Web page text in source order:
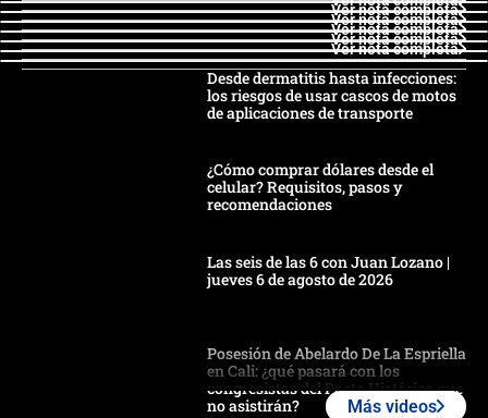
Ver nota completa
Ver nota completa
Ver nota completa
Ver nota completa
Ver nota completa
Desde dermatitis hasta infecciones:
los riesgos de usar cascos de motos
de aplicaciones de transporte
¿Cómo comprar dólares desde el
celular? Requisitos, pasos y
recomendaciones
Las seis de las 6 con Juan Lozano |
jueves 6 de agosto de 2026
Posesión de Abelardo De La Espriella
en Cali: ¿qué pasará con los
congresistas del Pacto Histórico que
no asistirán?
Más videos